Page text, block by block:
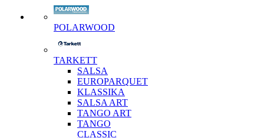
POLARWOOD
TARKETT
SALSA
EUROPARQUET
KLASSIKA
SALSA ART
TANGO ART
TANGO
CLASSIC